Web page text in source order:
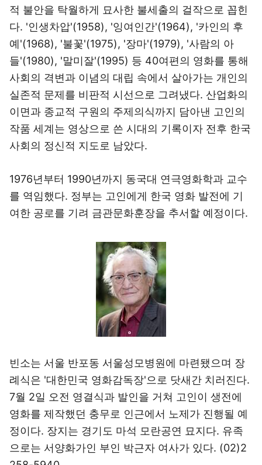
적 불안을 탁월하게 묘사한 불세출의 걸작으로 꼽힌
다. '인생차압'(1958), '잉여인간'(1964), '카인의 후
예'(1968), '불꽃'(1975), '장마'(1979), '사람의 아
들'(1980), '말미잘'(1995) 등 40여편의 영화를 통해
사회의 격변과 이념의 대립 속에서 살아가는 개인의
실존적 문제를 비판적 시선으로 그려냈다. 산업화의
이면과 종교적 구원의 주제의식까지 담아낸 고인의
작품 세계는 영상으로 쓴 시대의 기록이자 전후 한국
사회의 정신적 지도로 남았다.
1976년부터 1990년까지 동국대 연극영화학과 교수
를 역임했다. 정부는 고인에게 한국 영화 발전에 기
여한 공로를 기려 금관문화훈장을 추서할 예정이다.
빈소는 서울 반포동 서울성모병원에 마련됐으며 장
례식은 '대한민국 영화감독장'으로 닷새간 치러진다.
7월 2일 오전 영결식과 발인을 거쳐 고인이 생전에
영화를 제작했던 충무로 인근에서 노제가 진행될 예
정이다. 장지는 경기도 마석 모란공연 묘지다. 유족
으로는 서양화가인 부인 박근자 여사가 있다. (02)2